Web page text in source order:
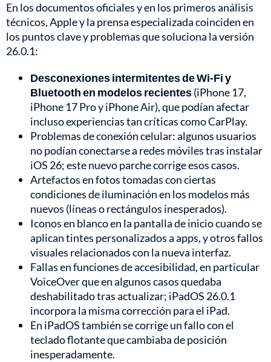
En los documentos oficiales y en los primeros análisis
técnicos, Apple y la prensa especializada coinciden en
los puntos clave y problemas que soluciona la versión
26.0.1:
Desconexiones intermitentes de Wi-Fi y
Bluetooth en modelos recientes(iPhone 17,
iPhone 17 Pro y iPhone Air), que podían afectar
incluso experiencias tan críticas como CarPlay.
Problemas de conexión celular: algunos usuarios
no podían conectarse a redes móviles tras instalar
iOS 26; este nuevo parche corrige esos casos.
Artefactos en fotos tomadas con ciertas
condiciones de iluminación en los modelos más
nuevos (líneas o rectángulos inesperados).
Iconos en blanco en la pantalla de inicio cuando se
aplican tintes personalizados a apps, y otros fallos
visuales relacionados con la nueva interfaz.
Fallas en funciones de accesibilidad, en particular
VoiceOver que en algunos casos quedaba
deshabilitado tras actualizar; iPadOS 26.0.1
incorpora la misma corrección para el iPad.
En iPadOS también se corrige un fallo con el
teclado flotante que cambiaba de posición
inesperadamente.